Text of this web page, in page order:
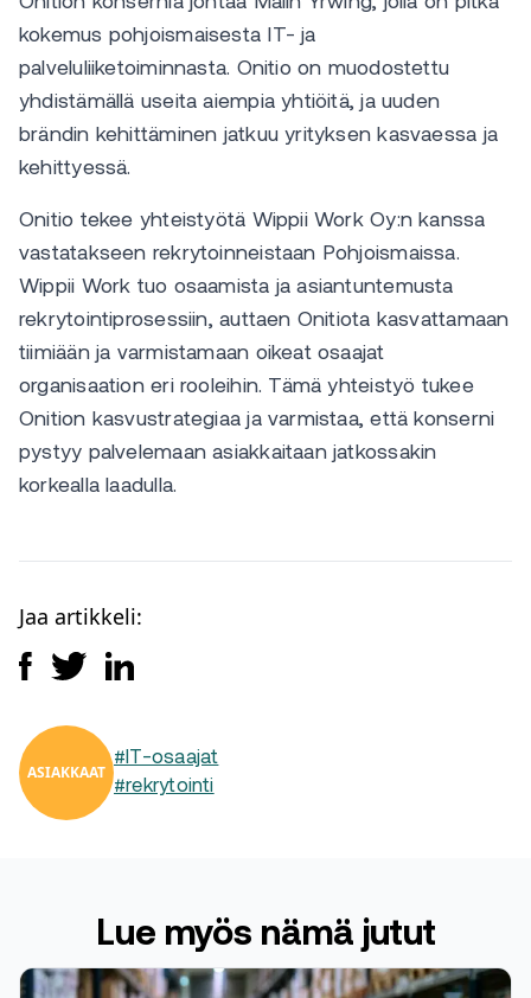
kokemus pohjoismaisesta IT- ja
palveluliiketoiminnasta. Onitio on muodostettu
yhdistämällä useita aiempia yhtiöitä, ja uuden
brändin kehittäminen jatkuu yrityksen kasvaessa ja
kehittyessä.
Onitio tekee yhteistyötä Wippii Work Oy:n kanssa
vastatakseen rekrytoinneistaan Pohjoismaissa.
Wippii Work tuo osaamista ja asiantuntemusta
rekrytointiprosessiin, auttaen Onitiota kasvattamaan
tiimiään ja varmistamaan oikeat osaajat
organisaation eri rooleihin. Tämä yhteistyö tukee
Onition kasvustrategiaa ja varmistaa, että konserni
pystyy palvelemaan asiakkaitaan jatkossakin
korkealla laadulla.
Jaa artikkeli:
ASIAKKAAT
#IT-osaajat
#rekrytointi
Lue myös nämä jutut